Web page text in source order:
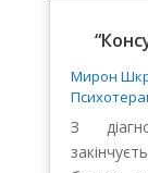
Мирон
З